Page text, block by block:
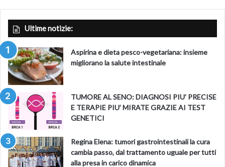
Ultime notizie:
Aspirina e dieta pesco-vegetariana: insieme
migliorano la salute intestinale
TUMORE AL SENO: DIAGNOSI PIU’ PRECISE
E TERAPIE PIU’ MIRATE GRAZIE AI TEST
GENETICI
Regina Elena: tumori gastrointestinali la cura
cambia passo, dal trattamento uguale per tutti
alla presa in carico dinamica